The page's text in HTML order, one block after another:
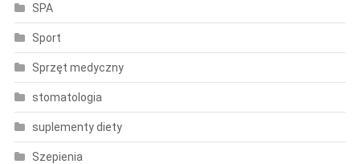
SPA
Sport
Sprzęt medyczny
stomatologia
suplementy diety
Szepienia